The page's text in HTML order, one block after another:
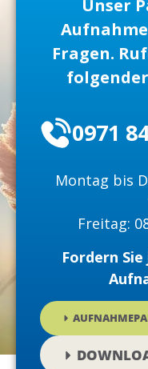
Unser
Fragen.
0971
Montag bis
Freitag:
Fordern